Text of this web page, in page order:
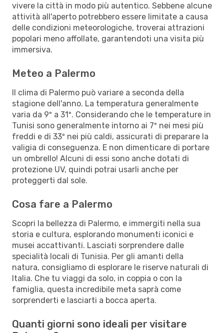
vivere la città in modo più autentico. Sebbene alcune
attività all'aperto potrebbero essere limitate a causa
delle condizioni meteorologiche, troverai attrazioni
popolari meno affollate, garantendoti una visita più
immersiva.
Meteo a Palermo
Il clima di Palermo può variare a seconda della
stagione dell'anno. La temperatura generalmente
varia da 9º a 31º. Considerando che le temperature in
Tunisi sono generalmente intorno ai 7º nei mesi più
freddi e di 33º nei più caldi, assicurati di preparare la
valigia di conseguenza. E non dimenticare di portare
un ombrello! Alcuni di essi sono anche dotati di
protezione UV, quindi potrai usarli anche per
proteggerti dal sole.
Cosa fare a Palermo
Scopri la bellezza di Palermo, e immergiti nella sua
storia e cultura, esplorando monumenti iconici e
musei accattivanti. Lasciati sorprendere dalle
specialità locali di Tunisia. Per gli amanti della
natura, consigliamo di esplorare le riserve naturali di
Italia. Che tu viaggi da solo, in coppia o con la
famiglia, questa incredibile meta saprà come
sorprenderti e lasciarti a bocca aperta.
Quanti giorni sono ideali per visitare